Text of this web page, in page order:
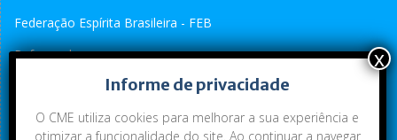
Federação Espírita Brasileira - FEB
Reformador
Conselho Espírita Internacional - CEI
Informe de privacidade
O CME utiliza cookies para melhorar a sua experiência e
otimizar a funcionalidade do site. Ao continuar a navegar